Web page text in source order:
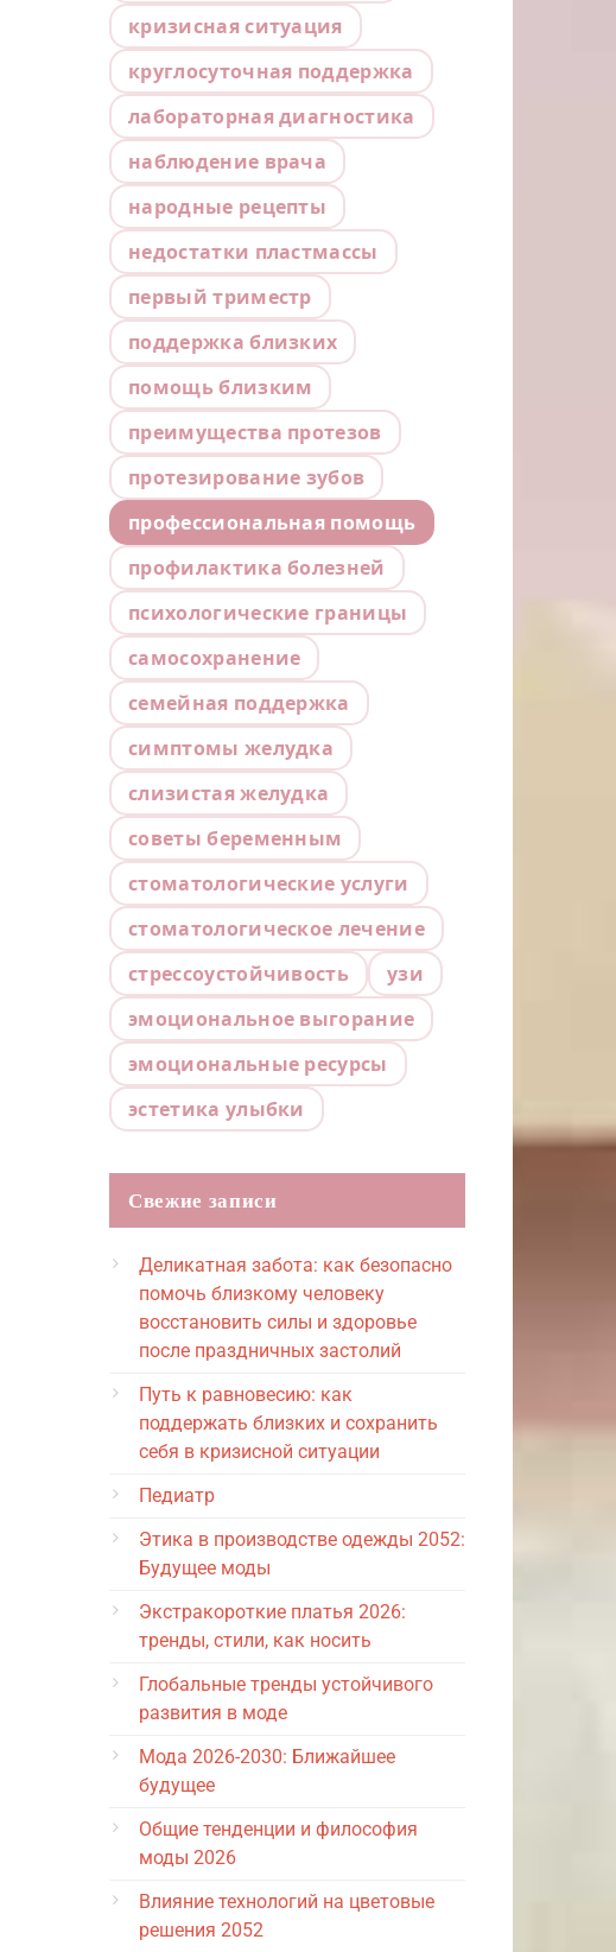
кризисная ситуация
круглосуточная поддержка
лабораторная диагностика
наблюдение врача
народные рецепты
недостатки пластмассы
первый триместр
поддержка близких
помощь близким
преимущества протезов
протезирование зубов
профессиональная помощь
профилактика болезней
психологические границы
самосохранение
семейная поддержка
симптомы желудка
слизистая желудка
советы беременным
стоматологические услуги
стоматологическое лечение
стрессоустойчивость
узи
эмоциональное выгорание
эмоциональные ресурсы
эстетика улыбки
Свежие записи
Деликатная забота: как безопасно
помочь близкому человеку
восстановить силы и здоровье
после праздничных застолий
Путь к равновесию: как
поддержать близких и сохранить
себя в кризисной ситуации
Педиатр
Этика в производстве одежды 2052:
Будущее моды
Экстракороткие платья 2026:
тренды, стили, как носить
Глобальные тренды устойчивого
развития в моде
Мода 2026-2030: Ближайшее
будущее
Общие тенденции и философия
моды 2026
Влияние технологий на цветовые
решения 2052